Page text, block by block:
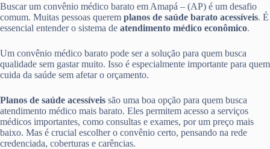
Buscar um convênio médico barato em Amapá – (AP) é um desafio
comum. Muitas pessoas querem planos de saúde barato acessíveis. É
essencial entender o sistema de atendimento médico econômico.
Um convênio médico barato pode ser a solução para quem busca
qualidade sem gastar muito. Isso é especialmente importante para quem
cuida da saúde sem afetar o orçamento.
Planos de saúde acessíveis são uma boa opção para quem busca
atendimento médico mais barato. Eles permitem acesso a serviços
médicos importantes, como consultas e exames, por um preço mais
baixo. Mas é crucial escolher o convênio certo, pensando na rede
credenciada, coberturas e carências.